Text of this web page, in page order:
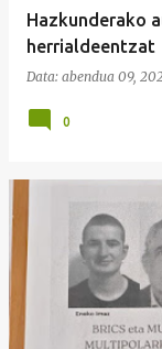
Hazkunderako
herrialdeentzat
Data: abendua 09,
0